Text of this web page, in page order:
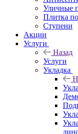
Уличные
Плитка
Ступени
Акции
Услуги
Назад
Услуги
Укладка